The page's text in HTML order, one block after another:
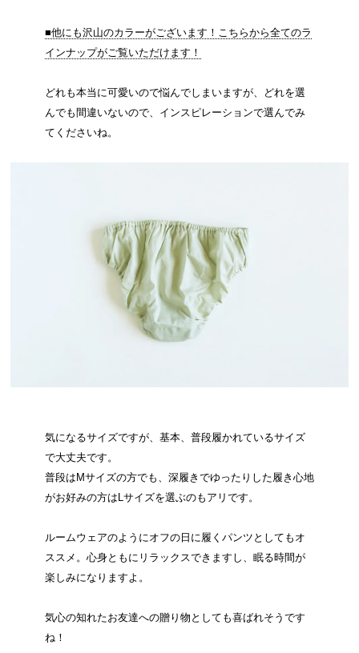
■他にも沢山のカラーがございます！こちらから全てのラ
インナップがご覧いただけます！
どれも本当に可愛いので悩んでしまいますが、どれを選
んでも間違いないので、インスピレーションで選んでみ
てくださいね。
気になるサイズですが、基本、普段履かれているサイズ
で大丈夫です。
普段はMサイズの方でも、深履きでゆったりした履き心地
がお好みの方はLサイズを選ぶのもアリです。
ルームウェアのようにオフの日に履くパンツとしてもオ
ススメ。心身ともにリラックスできますし、眠る時間が
楽しみになりますよ。
気心の知れたお友達への贈り物としても喜ばれそうです
ね！